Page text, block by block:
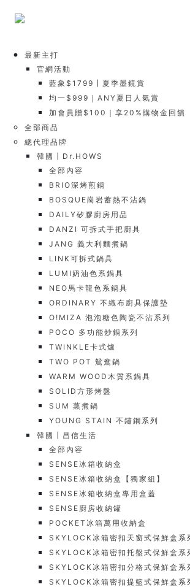
最新主打
官網活動
藍象$1799┃夏季墨鏡賞
均一$999｜ANY夏日人氣賞
加會員贈$100｜享20%購物金回饋
全部商品
總代理品牌
韓國┃Dr.HOWS
全部內容
BRIO深烤煎鍋
BOSQUE崗岩蓄熱不沾鍋
DAILY矽膠廚房用品
DANZI 可拆式手把廚具
JANG 義大利麵煮鍋
LINK可拆式鍋具
LUMI奶油色系鍋具
NEO馬卡龍色系鍋具
ORDINARY 不織布廚具保護墊
O!MIZA 泡泡糖色陶瓷不沾系列
POCO 多功能炒鍋系列
TWINKLE卡式爐
TWO POT 鴛鴦鍋
WARM WOOD木質系鍋具
SOLID方形烤盤
SUM 蒸煮鍋
YOUNG STAIN 不鏽鋼系列
韓國┃昌信生活
全部內容
SENSE冰箱收納盒
SENSE冰箱收納盒【獨家組】
SENSE冰箱收納盒專用盒蓋
SENSE廚房收納罐
POCKET冰箱萬用收納盒
SKYLOCK冰箱密扣天窗式保鮮盒系
SKYLOCK冰箱密扣托盤式保鮮盒系
SKYLOCK冰箱密扣分格式保鮮盒系
SKYLOCK冰箱密扣提籃式保鮮盒系